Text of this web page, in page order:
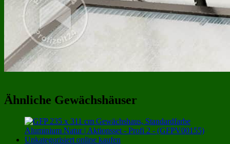
Ähnliche Gewächshäuser